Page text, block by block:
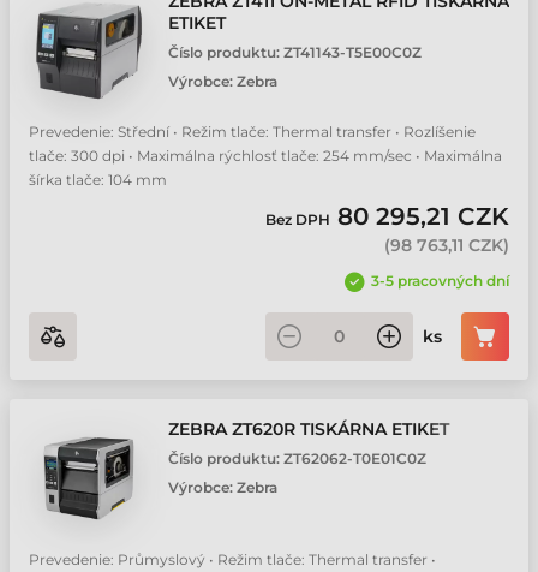
ETIKET
Číslo produktu: ZT41143-T5E00C0Z
Výrobce: Zebra
Prevedenie: Střední • Režim tlače: Thermal transfer • Rozlíšenie
tlače: 300 dpi • Maximálna rýchlosť tlače: 254 mm/sec • Maximálna
šírka tlače: 104 mm
Bez DPH 80 295,21 CZK
(98 763,11 CZK)
3-5 pracovných dní
ks
ZEBRA ZT620R TISKÁRNA ETIKET
Číslo produktu: ZT62062-T0E01C0Z
Výrobce: Zebra
Prevedenie: Průmyslový • Režim tlače: Thermal transfer •